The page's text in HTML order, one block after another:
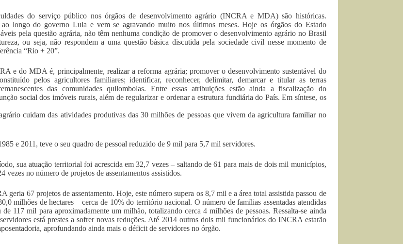
do serviço público nos órgãos de desenvolvimento agrário (INCRA e MDA) são históricas.
ao longo do governo Lula e vem se agravando muito nos últimos meses. Hoje os órgãos do Estado
pela questão agrária, não têm nenhuma condição de promover o desenvolvimento agrário no Brasil
ou seja, não respondem a uma questão básica discutida pela sociedade civil nesse momento de
“Rio + 20”.
e do MDA é, principalmente, realizar a reforma agrária; promover o desenvolvimento sustentável do
pelos agricultores familiares; identificar, reconhecer, delimitar, demarcar e titular as terras
das comunidades quilombolas. Entre essas atribuições estão ainda a fiscalização do
social dos imóveis rurais, além de regularizar e ordenar a estrutura fundiária do País. Em síntese, os
cuidam das atividades produtivas das 30 milhões de pessoas que vivem da agricultura familiar no
e 2011, teve o seu quadro de pessoal reduzido de 9 mil para 5,7 mil servidores.
sua atuação territorial foi acrescida em 32,7 vezes – saltando de 61 para mais de dois mil municípios,
vezes no número de projetos de assentamentos assistidos.
geria 67 projetos de assentamento. Hoje, este número supera os 8,7 mil e a área total assistida passou de
milhões de hectares – cerca de 10% do território nacional. O número de famílias assentadas atendidas
de 117 mil para aproximadamente um milhão, totalizando cerca 4 milhões de pessoas. Ressalta-se ainda
está prestes a sofrer novas reduções. Até 2014 outros dois mil funcionários do INCRA estarão
aprofundando ainda mais o déficit de servidores no órgão.